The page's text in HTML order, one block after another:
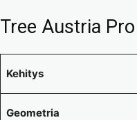
Tree Austria
Kehitys
Geometria